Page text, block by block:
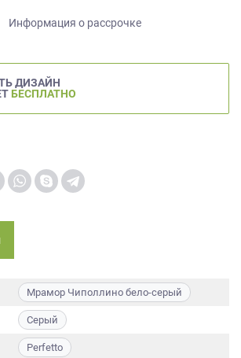
Информация о рассрочке
ДИЗАЙН
БЕСПЛАТНО
Мрамор Чиполлино бело-серый
Серый
Perfetto